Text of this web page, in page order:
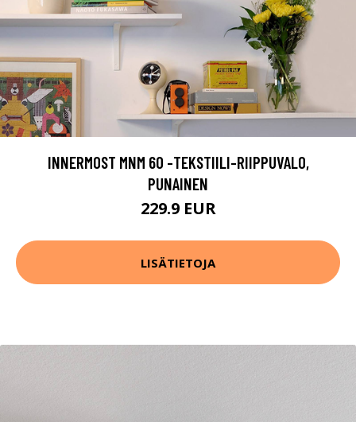
INNERMOST MNM 60 -TEKSTIILI-RIIPPUVALO,
PUNAINEN
229.9 EUR
LISÄTIETOJA